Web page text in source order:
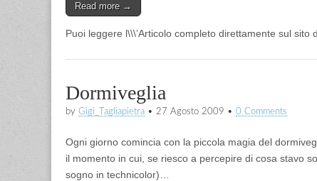
Read more →
Puoi leggere l\\\’Articolo completo direttamente sul sito
Dormiveglia
by Gigi_Tagliapietra • 27 Agosto 2009 • 0 Comments
Ogni giorno comincia con la piccola magia del
il momento in cui, se riesco a percepire di cosa stavo
sogno in technicolor)…